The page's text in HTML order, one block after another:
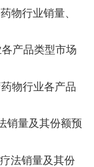
物行业销量、
产品类型市场
物行业各产品
销量及其份额预
法销量及其份